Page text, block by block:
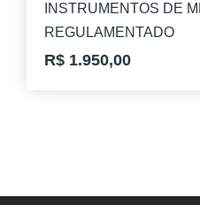
INSTRUMENTOS DE
REGULAMENTADO
R$ 1.950,00